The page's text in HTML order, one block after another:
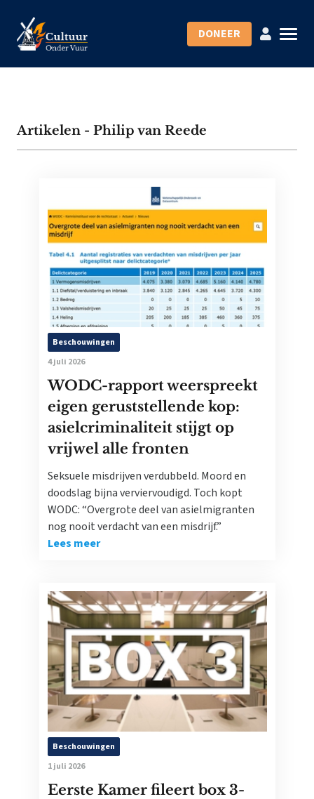
DONEER
Artikelen - Philip van Reede
Beschouwingen
4 juli 2026
WODC-rapport weerspreekt
eigen geruststellende kop:
asielcriminaliteit stijgt op
vrijwel alle fronten
Seksuele misdrijven verdubbeld. Moord en
doodslag bijna verviervoudigd. Toch kopt
WODC: “Overgrote deel van asielmigranten
nog nooit verdacht van een misdrijf.”
Lees meer
Beschouwingen
1 juli 2026
Eerste Kamer fileert box 3-